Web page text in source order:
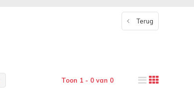
Terug
Toon 1 - 0 van 0